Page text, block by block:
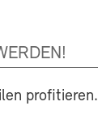
profitieren.